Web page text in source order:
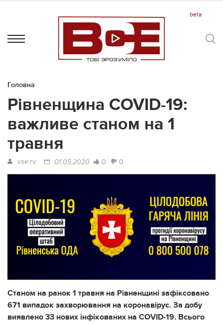
Головна
Рівненщина COVID-19:
важливе станом на 1
травня
vse.rv. 01.05.2020 0 0
Станом на ранок 1 травня на Рівненщині зафіксовано
671 випадок захворювання на коронавірус. За добу
виявлено 33 нових інфікованих на COVID-19. Всього